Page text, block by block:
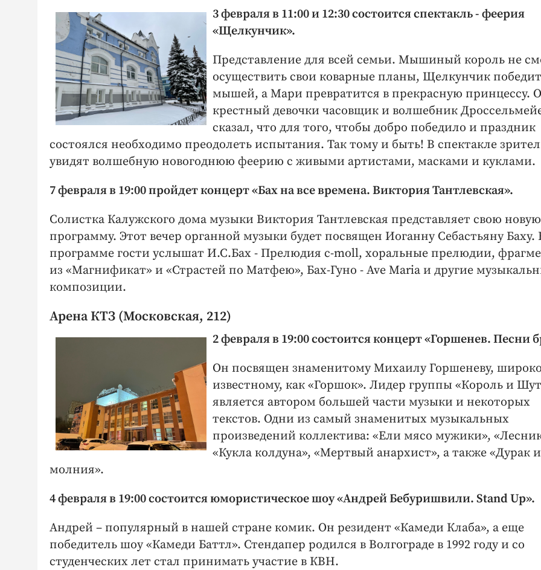
3 февраля в 11:00 и 12:30 состоится спектакль - феерия
«Щелкунчик».
Представление для всей семьи. Мышиный король не
осуществить свои коварные планы, Щелкунчик
мышей, а Мари превратится в прекрасную принцессу.
крестный девочки часовщик и волшебник
сказал, что для того, чтобы добро победило и праздник
состоялся необходимо преодолеть испытания. Так тому и быть! В спектакле
увидят волшебную новогоднюю феерию с живыми артистами, масками и куклами.
7 февраля в 19:00 пройдет концерт «Бах на все времена. Виктория Тантлевская».
Солистка Калужского дома музыки Виктория Тантлевская представляет свою новую
программу. Этот вечер органной музыки будет посвящен Иоганну Себастьяну Баху.
программе гости услышат И.С.Бах - Прелюдия c-moll, хоральные прелюдии,
из «Магнификат» и «Страстей по Матфею», Бах-Гуно - Ave Maria и другие
композиции.
Арена КТЗ (Московская, 212)
2 февраля в 19:00 состоится концерт «Горшенев. Песни
Он посвящен знаменитому Михаилу Горшеневу,
известному, как «Горшок». Лидер группы «Король и
является автором большей части музыки и некоторых
текстов. Одни из самый знаменитых музыкальных
произведений коллектива: «Ели мясо мужики»,
«Кукла колдуна», «Мертвый анархист», а также «Дурак и
молния».
4 февраля в 19:00 состоится юмористическое шоу «Андрей Бебуришвили. Stand Up».
Андрей – популярный в нашей стране комик. Он резидент «Камеди Клаба», а еще
победитель шоу «Камеди Баттл». Стендапер родился в Волгограде в 1992 году и со
студенческих лет стал принимать участие в КВН.